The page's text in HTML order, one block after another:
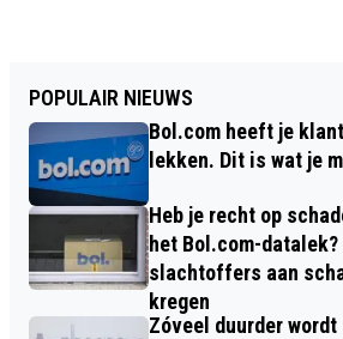
POPULAIR NIEUWS
Bol.com heeft je
lekken. Dit is wat je
Heb je recht op
het Bol.com-
slachtoffers aan
kregen
Zóveel duurder